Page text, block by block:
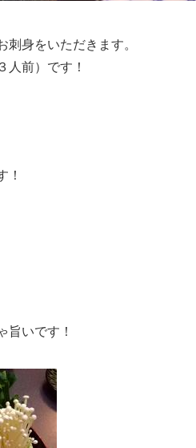
身をいただきます。
人前）です！
！
旨いです！